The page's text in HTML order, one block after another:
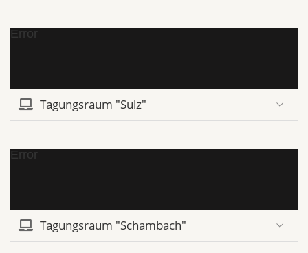
Error
Tagungsraum "Sulz"
Error
Tagungsraum "Schambach"